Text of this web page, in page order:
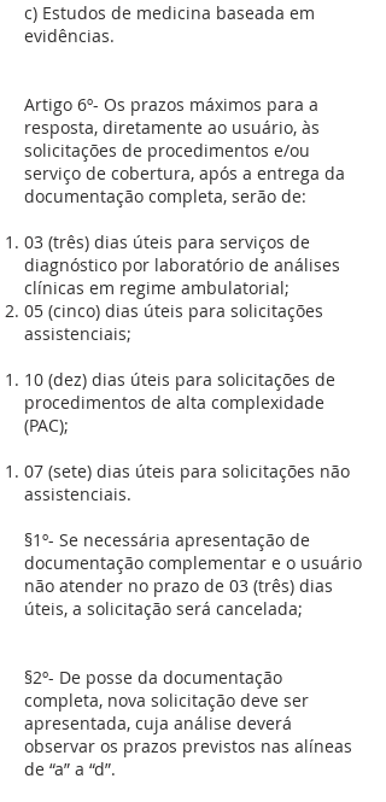
c) Estudos de medicina baseada em
evidências.
Artigo 6º- Os prazos máximos para a
resposta, diretamente ao usuário, às
solicitações de procedimentos e/ou
serviço de cobertura, após a entrega da
documentação completa, serão de:
03 (três) dias úteis para serviços de
diagnóstico por laboratório de análises
clínicas em regime ambulatorial;
05 (cinco) dias úteis para solicitações
assistenciais;
10 (dez) dias úteis para solicitações de
procedimentos de alta complexidade
(PAC);
07 (sete) dias úteis para solicitações não
assistenciais.
§1º- Se necessária apresentação de
documentação complementar e o usuário
não atender no prazo de 03 (três) dias
úteis, a solicitação será cancelada;
§2º- De posse da documentação
completa, nova solicitação deve ser
apresentada, cuja análise deverá
observar os prazos previstos nas alíneas
de “a” a “d”.